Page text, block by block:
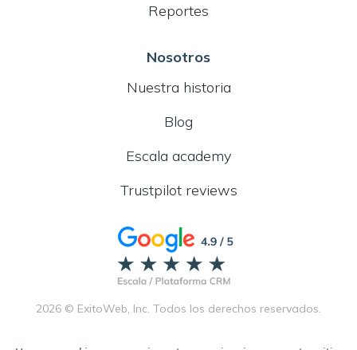
Reportes
Nosotros
Nuestra historia
Blog
Escala academy
Trustpilot reviews
2026 © ExitoWeb, Inc. Todos los derechos reservados.